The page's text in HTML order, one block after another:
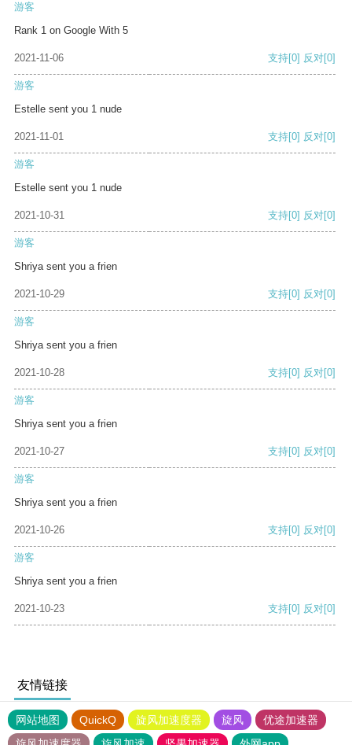
游客
Rank 1 on Google With 5
2021-11-06 支持[0] 反对[0]
游客
Estelle sent you 1 nude
2021-11-01 支持[0] 反对[0]
游客
Estelle sent you 1 nude
2021-10-31 支持[0] 反对[0]
游客
Shriya sent you a frien
2021-10-29 支持[0] 反对[0]
游客
Shriya sent you a frien
2021-10-28 支持[0] 反对[0]
游客
Shriya sent you a frien
2021-10-27 支持[0] 反对[0]
游客
Shriya sent you a frien
2021-10-26 支持[0] 反对[0]
游客
Shriya sent you a frien
2021-10-23 支持[0] 反对[0]
友情链接
网站地图 QuickQ 旋风加速度器 旋风
优途加速器